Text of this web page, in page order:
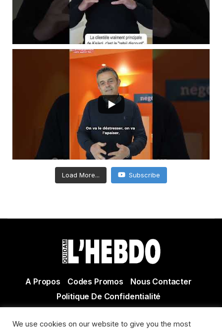
Load More... Subscribe
A Propos Codes Promos
Nous Contacter
Politique De Confidentialité
We use cookies on our website to give you the most